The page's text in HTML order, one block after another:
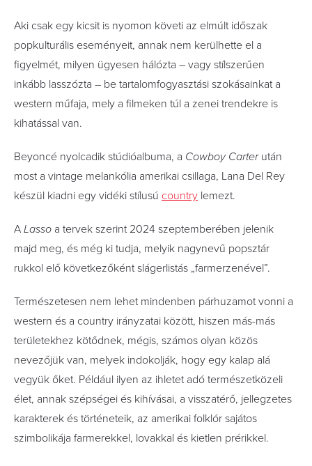
Aki csak egy kicsit is nyomon követi az elmúlt időszak
popkulturális eseményeit, annak nem kerülhette el a
figyelmét, milyen ügyesen hálózta – vagy stílszerűen
inkább lasszózta – be tartalomfogyasztási szokásainkat a
western műfaja, mely a filmeken túl a zenei trendekre is
kihatással van.
Beyoncé nyolcadik stúdióalbuma, a Cowboy Carterután
most a vintage melankólia amerikai csillaga, Lana Del Rey
készül kiadni egy vidéki stílusú country lemezt.
A Lasso a tervek szerint 2024 szeptemberében jelenik
majd meg, és még ki tudja, melyik nagynevű popsztár
rukkol elő következőként slágerlistás „farmerzenével”.
Természetesen nem lehet mindenben párhuzamot vonni a
western és a country irányzatai között, hiszen más-más
területekhez kötődnek, mégis, számos olyan közös
nevezőjük van, melyek indokolják, hogy egy kalap alá
vegyük őket. Például ilyen az ihletet adó természetközeli
élet, annak szépségei és kihívásai, a visszatérő, jellegzetes
karakterek és történeteik, az amerikai folklór sajátos
szimbolikája farmerekkel, lovakkal és kietlen prérikkel.